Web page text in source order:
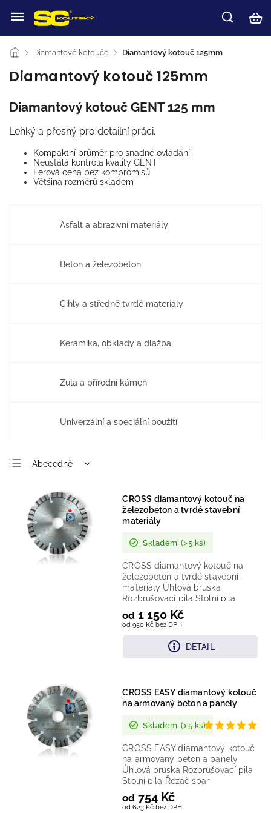
/ Diamantové kotouče / Diamantový kotouč 125mm
Diamantový kotouč 125mm
Diamantový kotouč GENT 125 mm
Lehký a přesný pro detailní práci.
Kompaktní průměr pro snadné ovládání
Neustálá kontrola kvality GENT
Férová cena bez kompromisů
Většina rozměrů skladem
Asfalt a abrazivní materiály
Beton a železobeton
Cihly a středně tvrdé materiály
Keramika, obklady a dlažba
Žula a přírodní kámen
Univerzální a speciální použití
Abecedně
Nejdražší
Nejprodávanější
CROSS diamantový kotouč na
železobeton a tvrdé stavební
materiály
Skladem (>5 ks)
od 950 Kč bez DPH
od 1 150 Kč
DETAIL
CROSS diamantový kotouč na
železobeton a tvrdé stavební
materiály Úhlová bruska
Rozbrušovací pila Stolní pila
Řezač spár Technologie:...
CROSS EASY diamantový kotouč
na armovaný beton a panely
Skladem (>5 ks)
od 623 Kč bez DPH
od 754 Kč
CROSS EASY diamantový kotouč
na armovaný beton a panely
Úhlová bruska Rozbrušovací pila
Stolní pila Řezač spár
Technologie: laserem vařený...